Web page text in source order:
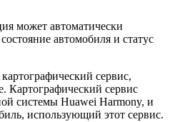
может автоматически
автомобиля и статус
сервис,
Картографический сервис
системы Huawei Harmony, и
использующий этот сервис.